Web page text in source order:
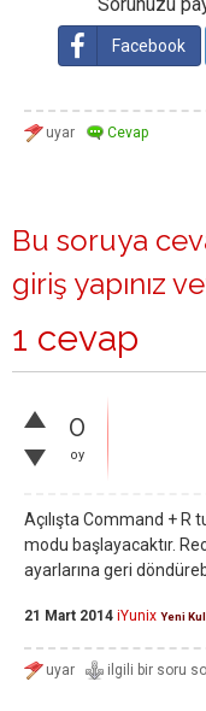
Facebook
Bu soruya
giriş yapınız
1 cevap
0
oy
Açılışta Command + R
modu başlayacaktır.
ayarlarına geri
21 Mart 2014 iYunix Yeni